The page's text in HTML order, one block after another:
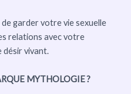
garder votre vie sexuelle
relations avec votre
vivant.
MYTHOLOGIE ?